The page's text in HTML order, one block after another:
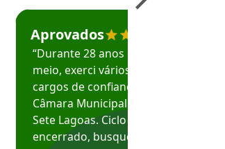
em depoimento
Estudante Caio recomenda o Aprova
Aprovados
“Durante 28 anos e
meio, exerci vários
cargos de confiança na
Câmara Municipal de
Sete Lagoas. Ciclo
encerrado, busquei